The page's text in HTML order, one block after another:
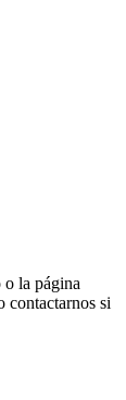
o la página
contactarnos si